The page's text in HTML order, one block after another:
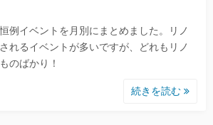
例イベントを月別にまとめました。リノ
れるイベントが多いですが、どれもリノ
のばかり！
続きを読む